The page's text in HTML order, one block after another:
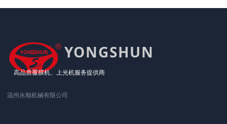
温州永顺机械有限公司
YONGSHUN
高品质覆膜机、上光机服务提供商